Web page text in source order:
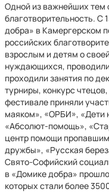
Одной из важнейших тем
благотворительность. С
добра» в Камергерском
российских
взрослым и детям о
нуждающихся,
проходили занятия по
турниры, конкурс
фестивале приняли
маяком», «ОРБИ», «Дети
«Абсолют-помощь»,
центр помощи
дружбы», «Русская
Свято-Софийский
в «Домике добра»
которых стали более